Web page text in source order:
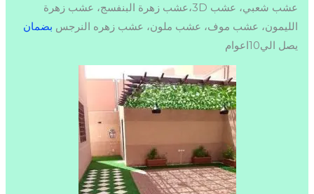
عشب شعبي، عشب 3D،عشب زهرة البنفسج، عشب زهرة
الليمون، عشب موف، عشب ملون، عشب زهره النرجس بضمان
يصل الي10اعوام